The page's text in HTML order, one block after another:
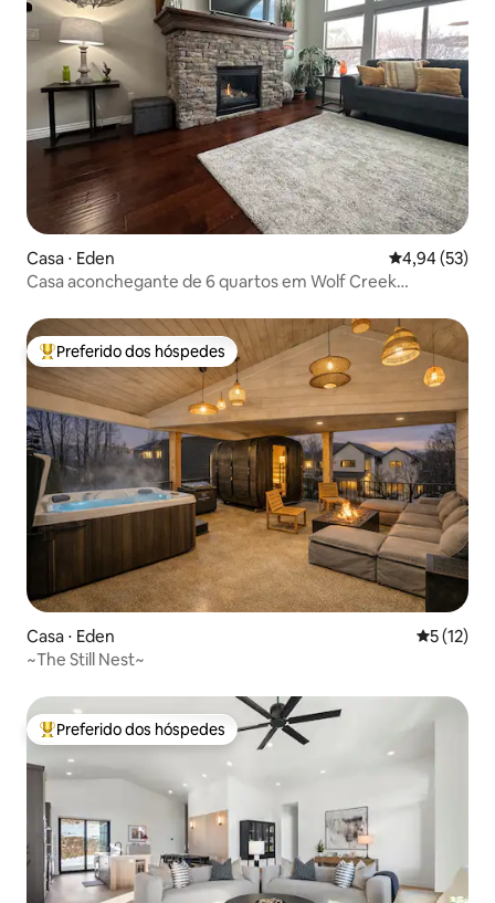
Casa ⋅ Eden 4,94 de uma
4,94 (53)
Casa aconchegante de 6 quartos em Wolf Creek
Entre os melhores preferidos dos hóspedes
Preferido dos hóspedes
Casa ⋅ Eden 5 de uma
5 (12)
~The Still Nest~
Entre os melhores preferidos dos hóspedes
Preferido dos hóspedes